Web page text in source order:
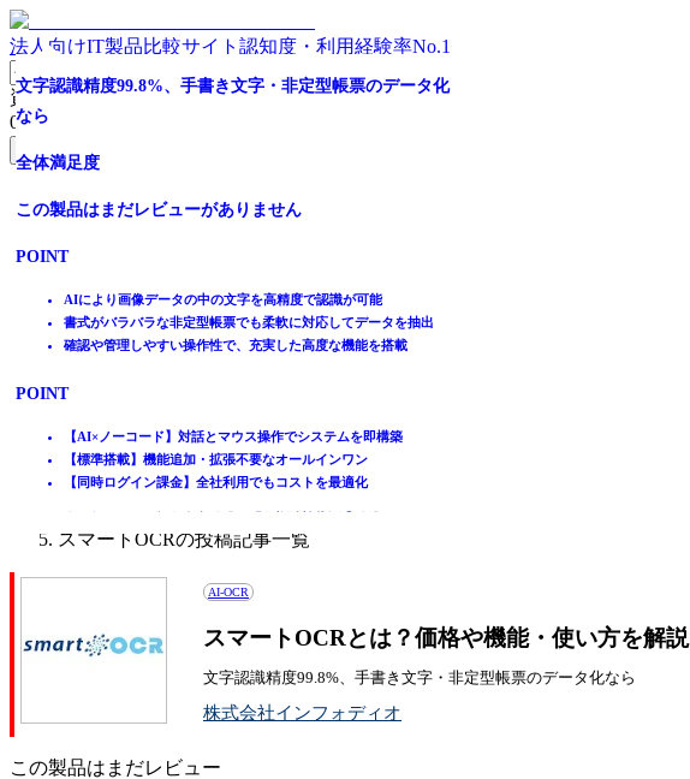
法人向けIT製品比較サイト 認知度・利用経験率No.1
資料請求リスト
0件
無料資料請求フォームへ
ホーム
製品を探す
ランキングから探す
はじめての方へ
掲載について
ITトレンドへの掲載
動画で学ぶ
IT製品比較TOP
AIサービス
AI-OCR
スマートOCR
スマートOCRの投稿記事一覧
AI-OCR
スマートOCRとは？価格や機能・使い方を解説
文字認識精度99.8%、手書き文字・非定型帳票のデータ化なら
株式会社インフォディオ
この製品はまだレビュー
帳票のデータ化から保管・検索・関連システム連携まで一
気通貫！
全体満足度
☆☆☆☆☆
件
POINT
累積導入38,000社以上、国内シェアNo.1の帳票ソフトウェア
様々な上位システムと連携、社内に散在する帳票システムの統一
化
AI-OCR市場シェア5年連続No.1※のAI-OCR
★★★★★
あらゆる書類に対応しフォーマットが異なる書類でも読み取り可
能
標準搭載のAIエージェントが前後の業務プロセスも一括で自動化
BPO会社が提供するAI-OCRツールであらゆる書類を高精
度にデータ化
全体満足度
☆☆☆☆☆
POINT
カスタマイズで高精度を実現
万全のフォロー体制
トライしやすいプラン
紙の検収書も対応！ 検収照合システム
★★★★★
AIによる顔つき判定により、PDFをまとめてアップロード可能！
誤読補正登録機能が充実！誤読修正によるお客様の負担を削減！
【無料試用】座標設定不要。帳票読取からシステム構築ま
で全自動
全体満足度
☆☆☆☆☆
POINT
【AI×ノーコード】対話とマウス操作でシステムを即構築
【標準搭載】機能追加・拡張不要なオールインワン
【同時ログイン課金】全社利用でもコストを最適化
次世代LLM-OCRにより座標指定なしでデータ化/
口語指示で簡単設定！手書き・非定型も高精度読取
出力だけじゃない！台帳保管や全文検索でデータ活用を促進！
紙のままでも仕事が進む
あらゆる文字を高精度に読み取り
現場からスマホで文書業務を簡単に開始
文字認識精度99.8%、手書き文字・非定型帳票のデータ化
なら
全体満足度
この製品はまだレビューがありません
POINT
AIにより画像データの中の文字を高精度で認識が可能
書式がバラバラな非定型帳票でも柔軟に対応してデータを抽出
確認や管理しやすい操作性で、充実した高度な機能を搭載